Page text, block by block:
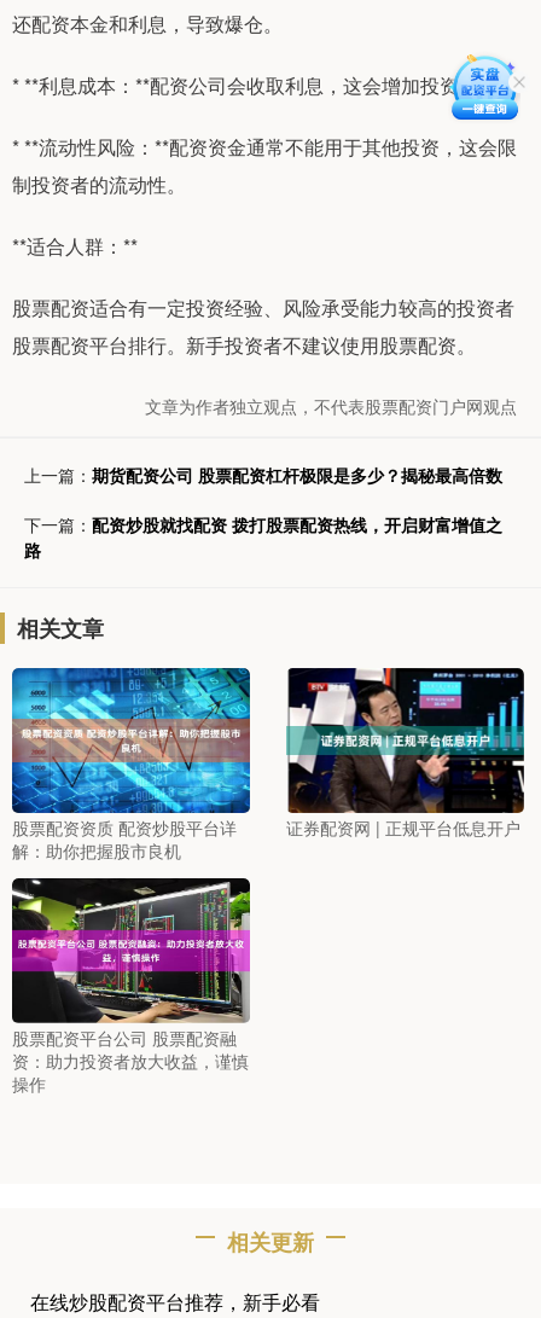
还配资本金和利息，导致爆仓。
* **利息成本：**配资公司会收取利息，这会增加投资成本。
* **流动性风险：**配资资金通常不能用于其他投资，这会限
制投资者的流动性。
**适合人群：**
股票配资适合有一定投资经验、风险承受能力较高的投资者
股票配资平台排行。新手投资者不建议使用股票配资。
文章为作者独立观点，不代表股票配资门户网观点
上一篇： 期货配资公司 股票配资杠杆极限是多少？揭秘最高倍数
下一篇： 配资炒股就找配资 拨打股票配资热线，开启财富增值之
路
相关文章
股票配资资质 配资炒股平台详
解：助你把握股市良机
证券配资网 | 正规平台低息开户
股票配资平台公司 股票配资融
资：助力投资者放大收益，谨慎
操作
相关更新
在线炒股配资平台推荐，新手必看